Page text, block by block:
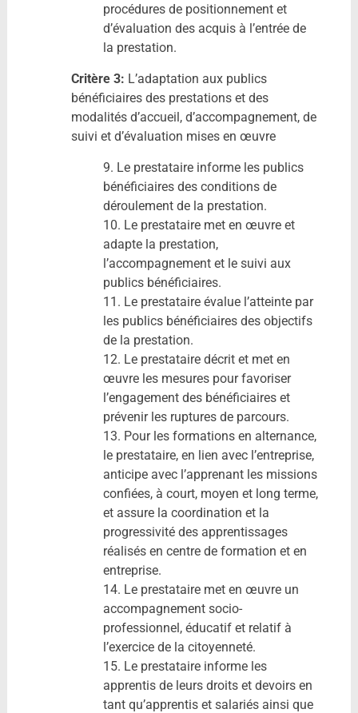
procédures de positionnement et
d’évaluation des acquis à l’entrée de
la prestation.
Critère 3: L’adaptation aux publics
bénéficiaires des prestations et des
modalités d’accueil, d’accompagnement, de
suivi et d’évaluation mises en œuvre
9. Le prestataire informe les publics
bénéficiaires des conditions de
déroulement de la prestation.
10. Le prestataire met en œuvre et
adapte la prestation,
l’accompagnement et le suivi aux
publics bénéficiaires.
11. Le prestataire évalue l’atteinte par
les publics bénéficiaires des objectifs
de la prestation.
12. Le prestataire décrit et met en
œuvre les mesures pour favoriser
l’engagement des bénéficiaires et
prévenir les ruptures de parcours.
13. Pour les formations en alternance,
le prestataire, en lien avec l’entreprise,
anticipe avec l’apprenant les missions
confiées, à court, moyen et long terme,
et assure la coordination et la
progressivité des apprentissages
réalisés en centre de formation et en
entreprise.
14. Le prestataire met en œuvre un
accompagnement socio-
professionnel, éducatif et relatif à
l’exercice de la citoyenneté.
15. Le prestataire informe les
apprentis de leurs droits et devoirs en
tant qu’apprentis et salariés ainsi que